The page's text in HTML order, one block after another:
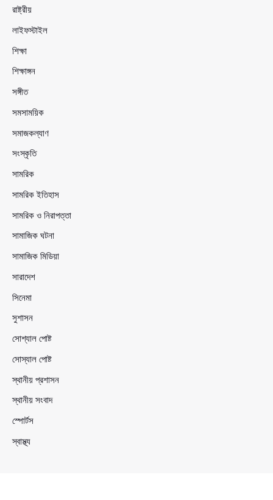
রাষ্ট্রীয়
লাইফস্টাইল
শিক্ষা
শিক্ষাঙ্গন
সঙ্গীত
সমসাময়িক
সমাজকল্যাণ
সংস্কৃতি
সামরিক
সামরিক ইতিহাস
সামরিক ও নিরাপত্তা
সামাজিক ঘটনা
সামাজিক মিডিয়া
সারাদেশ
সিনেমা
সুশাসন
সোশ্যাল পোষ্ট
সোস্যাল পোষ্ট
স্থানীয় প্রশাসন
স্থানীয় সংবাদ
স্পোর্টস
স্বাস্থ্য